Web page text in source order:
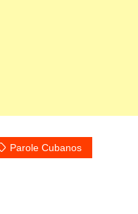
Parole Cubanos